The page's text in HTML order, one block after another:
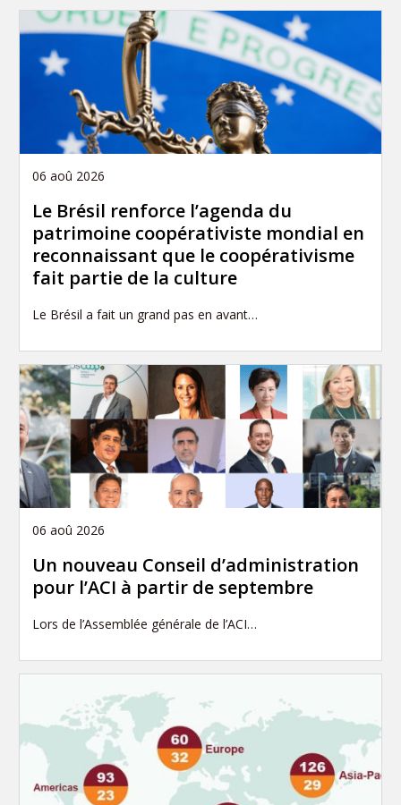
06 aoû 2026
Le Brésil renforce l’agenda du
patrimoine coopérativiste mondial en
reconnaissant que le coopérativisme
fait partie de la culture
Le Brésil a fait un grand pas en avant…
06 aoû 2026
Un nouveau Conseil d’administration
pour l’ACI à partir de septembre
Lors de l’Assemblée générale de l’ACI…